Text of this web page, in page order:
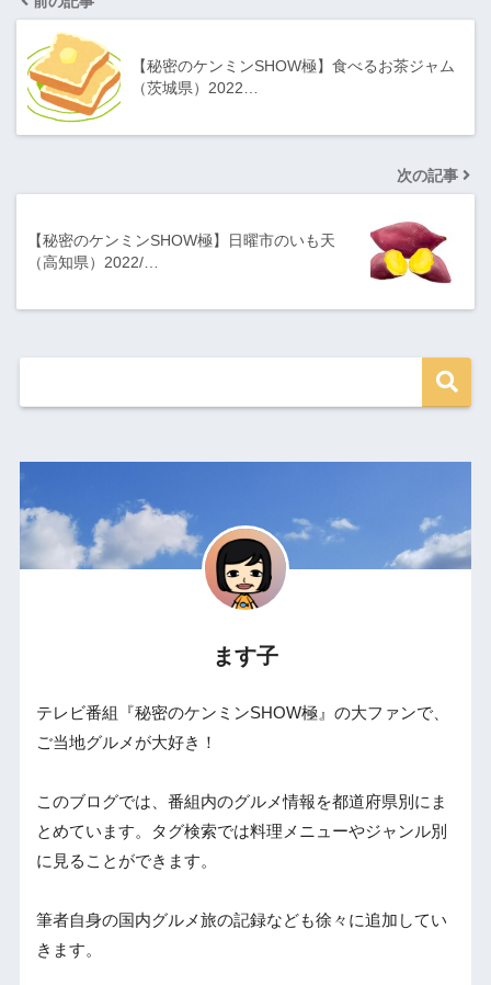
【秘密のケンミンSHOW極】食べるお茶ジャム
（茨城県）2022…
次の記事
【秘密のケンミンSHOW極】日曜市のいも天
（高知県）2022/…
ます子
テレビ番組『秘密のケンミンSHOW極』の大ファンで、
ご当地グルメが大好き！
このブログでは、番組内のグルメ情報を都道府県別にま
とめています。タグ検索では料理メニューやジャンル別
に見ることができます。
筆者自身の国内グルメ旅の記録なども徐々に追加してい
きます。